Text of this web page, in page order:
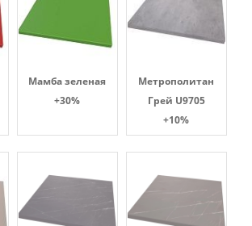
Мамба зеленая
+30%
Метрополитан
Грей U9705
+10%